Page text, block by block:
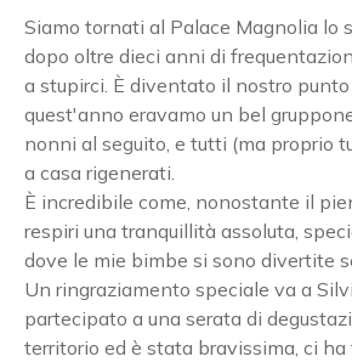
Siamo tornati al Palace Magnolia lo
dopo oltre dieci anni di
a stupirci. È diventato il nostro
quest'anno eravamo un bel
nonni al seguito, e tutti (ma proprio
a casa rigenerati.
È incredibile come, nonostante il
respiri una tranquillità assoluta,
dove le mie bimbe si sono divertite
Un ringraziamento speciale va a
partecipato a una serata di
territorio ed è stata bravissima, ci